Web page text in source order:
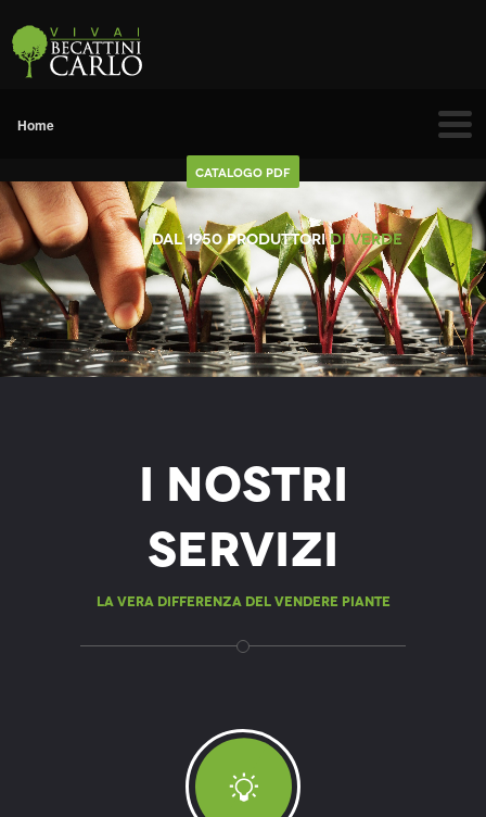
Catalogo Pdf
caption sft tara-slider-title
Dal 1950 produttoridi Verde
I nostri
servizi
La vera differenza del vendere piante